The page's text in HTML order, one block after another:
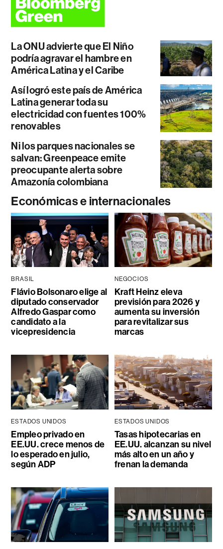
La ONU advierte que El Niño
podría agravar el hambre en
América Latina y el Caribe
Así logró este país de América
Latina generar toda su
electricidad con fuentes 100%
renovables
Ni los parques nacionales se
salvan: Greenpeace emite
preocupante alerta sobre
Amazonía colombiana
Económicas e internacionales
BRASIL
Flávio Bolsonaro elige al
diputado conservador
Alfredo Gaspar como
candidato a la
vicepresidencia
NEGOCIOS
Kraft Heinz eleva
previsión para 2026 y
aumenta su inversión
para revitalizar sus
marcas
ESTADOS UNIDOS
Empleo privado en
EE.UU. crece menos de
lo esperado en julio,
según ADP
ESTADOS UNIDOS
Tasas hipotecarias en
EE.UU. alcanzan su nivel
más alto en un año y
frenan la demanda